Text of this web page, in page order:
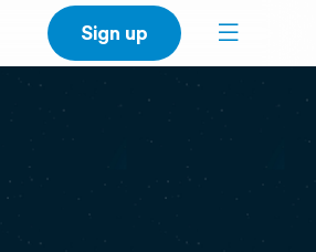
Sign up